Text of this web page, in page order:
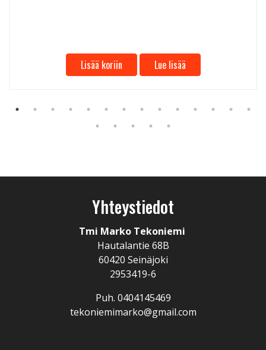
Lisää koriin Lue lisää
Yhteystiedot
Tmi Marko Tekoniemi
Hautalantie 68B
60420 Seinäjoki
2953419-6
Puh. 0404145469
tekoniemimarko@gmail.com